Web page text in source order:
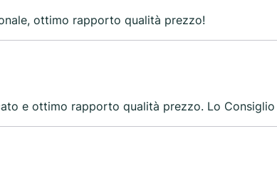
ottimo rapporto qualità prezzo!
e ottimo rapporto qualità prezzo. Lo